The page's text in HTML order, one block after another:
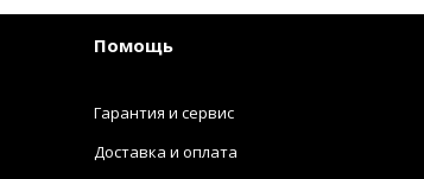
Помощь
Гарантия и сервис
Доставка и оплата